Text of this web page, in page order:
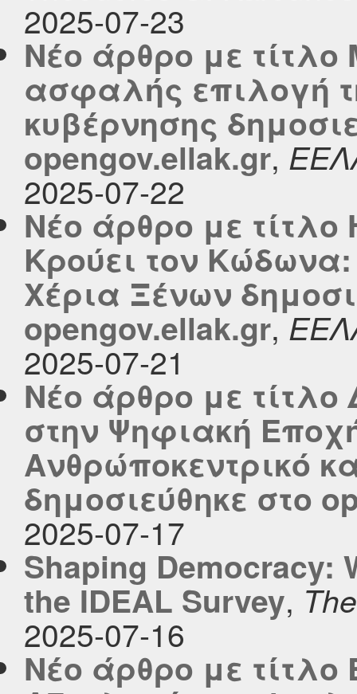
2025-07-23
Νέο άρθρο με τίτλο
ασφαλής επιλογή
κυβέρνησης
opengov.ellak.gr,
2025-07-22
Νέο άρθρο με
Κρούει τον
Χέρια Ξένων
opengov.ellak.gr,
2025-07-21
Νέο άρθρο με
στην Ψηφιακή
Ανθρώποκεντρικό
δημοσιεύθηκε στο
2025-07-17
Shaping Democracy:
the IDEAL Survey,
2025-07-16
Νέο άρθρο με